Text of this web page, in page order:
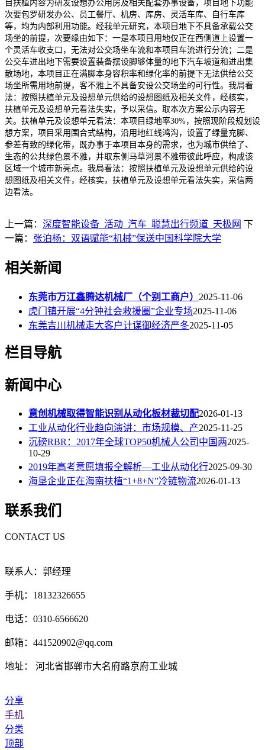
目扶植内容为研发设想办公用房及相关配套办事设备，项目地下功能
次要包罗研发办公、员工餐厅、机房、库房、灵活车库、自行车库
等，均为内部利用功能。经我单元研究，本项目地下不具备承载公交
场坐的前提，次要缘由如下：一是本项目用地仅正在西侧道上设置一
个灵活车收支口，无法对公交场坐车流和本项目车流进行分流；二是
公交车进出地下需要设置装备摆设脚够体量的地下汽车坡道和进出集
散场地，本项目正在满脚本身容积率和绿化率的前提下无法供给公交
场坐所需用地前提，客不雅上不具备安设公交场坐的可行性。我局看
法：按照扶植单元及设想单元供给的设想图纸及相关文件，经核实，
扶植单元及设想单元看法失实，予以采信。取本次方案公示内容无
关。扶植单元及设想单元看法：本项目绿地率30%，按照现阶段规划设
想方案，项目采用围合式结构，沿用地红线鸿沟，设置了绿量充脚、
参差有致的绿化带，既办事于本项目本身的需求，也为城市供给了、
生态的公共绿色景不雅，并取东侧马草河景不雅带彼此呼应，构成该
区域一个城市新亮点。我局看法：按照扶植单元及设想单元供给的设
想图纸及相关文件，经核实，扶植单元及设想单元看法失实，采信两
边看法。
上一篇： 深度智能设备_活动_汽车_聪慧出行频道_天极网 下
一篇： 张泊杨：双语赋能“机械”保送中国科学院大学
相关新闻
东莞市万江鑫腾达机械厂（个别工商户） 2025-11-06
虎门镇开展“4分钟社会救援圈”企业专场2025-11-06
东莞吉川机械走大客户计谋御经济严冬2025-11-05
栏目导航
新闻中心
意创机械取得智能识别从动化板材裁切配2026-01-13
工业从动化行业趋向演讲：市场规模、产2025-11-25
沉磅RBR：2017年全球TOP50机械人公司中国两2025-
10-29
2019年高考意愿填报全解析—工业从动化行2025-09-30
海垦企业正在海南扶植“1+8+N”冷链物流2026-01-13
联系我们
CONTACT US
联系人：郭经理
手机：18132326655
电话：0310-6566620
邮箱：441520902@qq.com
地址： 河北省邯郸市大名府路京府工业城
分享
手机
分类
顶部